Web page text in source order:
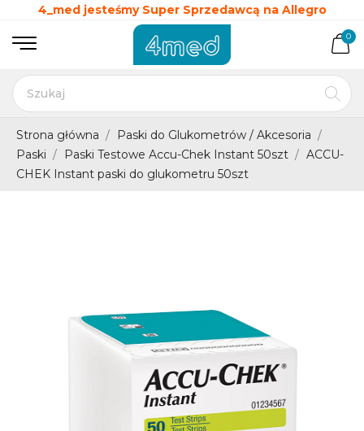
4_med jesteśmy Super Sprzedawcą na Allegro
0
Strona główna
Paski do Glukometrów / Akcesoria
Paski
Paski Testowe Accu-Chek Instant 50szt
ACCU-
CHEK Instant paski do glukometru 50szt